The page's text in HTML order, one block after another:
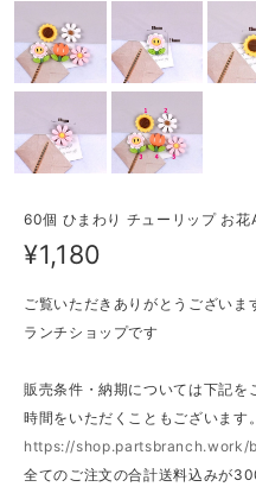
60個 ひまわり チューリップ お花
¥1,180
ご覧いただきありがとうござい
ランチショップです
販売条件・納期については下記
時間をいただくこともございます。
https://shop.partsbranch.work/
全てのご注文の合計送料込みが